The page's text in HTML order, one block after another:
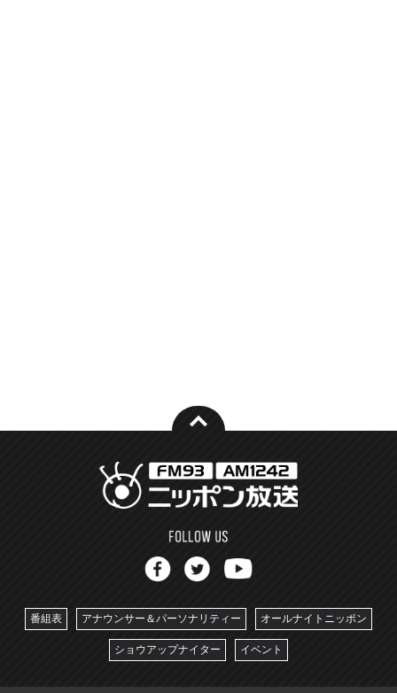
番組表 アナウンサー＆パーソナリティー オールナイトニッポン
ショウアップナイター イベント